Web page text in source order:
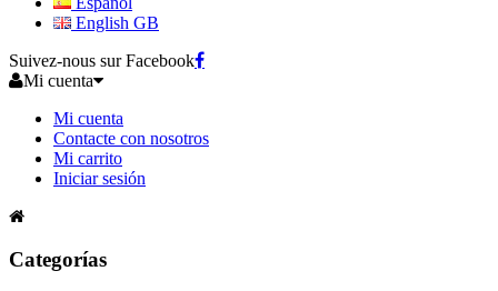
English GB
Suivez-nous sur Facebook
Mi cuenta
Mi cuenta
Contacte con nosotros
Mi carrito
Iniciar sesión
Categorías